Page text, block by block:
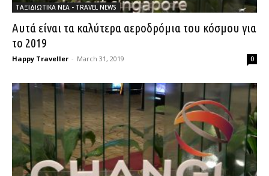
ΤΑΞΙΔΙΩΤΙΚΑ ΝΕΑ - TRAVEL NEWS
Αυτά είναι τα καλύτερα αεροδρόμια του κόσμου για
το 2019
Happy Traveller - March 31, 2019 0